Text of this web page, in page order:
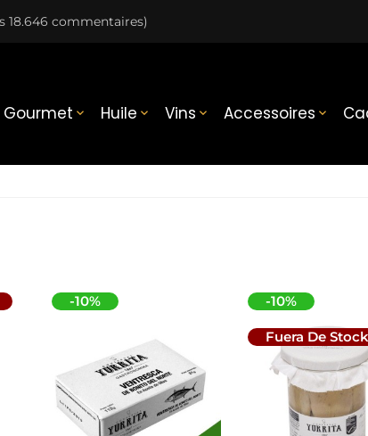
18.646 commentaires)
Gourmet  Huile  Vins  Accessoires 
-10% -10%
Fuera De Stock